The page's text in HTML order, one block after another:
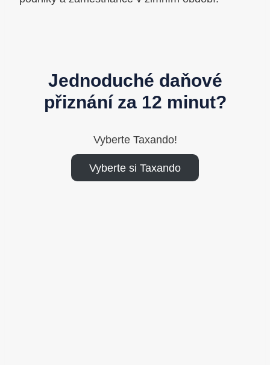
Jednoduché daňové
přiznání za 12 minut?
Vyberte Taxando!
Vyberte si Taxando